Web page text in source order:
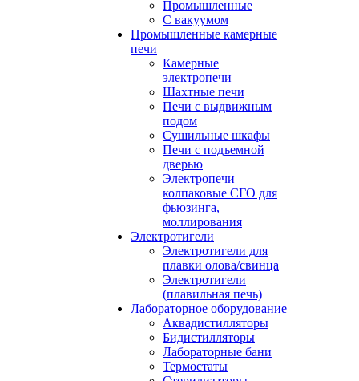
Промышленные
С вакуумом
Промышленные камерные
печи
Камерные
электропечи
Шахтные печи
Печи с выдвижным
подом
Сушильные шкафы
Печи с подъемной
дверью
Электропечи
колпаковые СГО для
фьюзинга,
моллирования
Электротигели
Электротигели для
плавки олова/свинца
Электротигели
(плавильная печь)
Лабораторное оборудование
Аквадистилляторы
Бидистилляторы
Лабораторные бани
Термостаты